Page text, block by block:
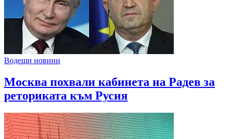
Водещи новини
Москва похвали кабинета на Радев за
реториката към Русия